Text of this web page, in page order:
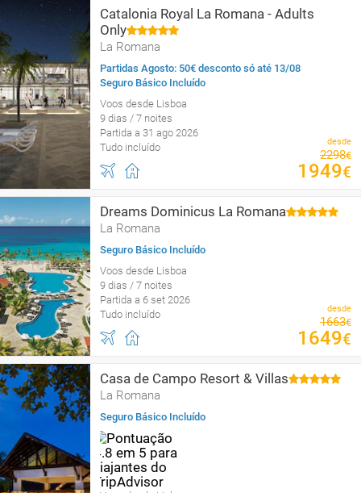
Catalonia Royal La Romana - Adults
Only
La Romana
Partidas Agosto: 50€ desconto só até 13/08
Seguro Básico Incluído
Voos desde Lisboa
9 dias / 7 noites
Partida a 31 ago 2026
Tudo incluído
desde
2298€
1949€
Dreams Dominicus La Romana
La Romana
Seguro Básico Incluído
Voos desde Lisboa
9 dias / 7 noites
Partida a 6 set 2026
Tudo incluído
desde
1663€
1649€
Casa de Campo Resort & Villas
La Romana
Seguro Básico Incluído